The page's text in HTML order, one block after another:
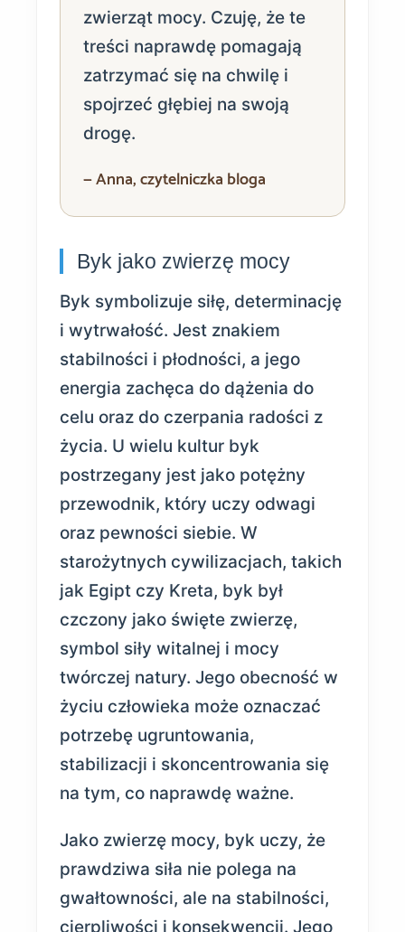
zwierząt mocy. Czuję, że te
treści naprawdę pomagają
zatrzymać się na chwilę i
spojrzeć głębiej na swoją
drogę.
— Anna, czytelniczka bloga
Byk jako zwierzę mocy
Byk symbolizuje siłę, determinację
i wytrwałość. Jest znakiem
stabilności i płodności, a jego
energia zachęca do dążenia do
celu oraz do czerpania radości z
życia. U wielu kultur byk
postrzegany jest jako potężny
przewodnik, który uczy odwagi
oraz pewności siebie. W
starożytnych cywilizacjach, takich
jak Egipt czy Kreta, byk był
czczony jako święte zwierzę,
symbol siły witalnej i mocy
twórczej natury. Jego obecność w
życiu człowieka może oznaczać
potrzebę ugruntowania,
stabilizacji i skoncentrowania się
na tym, co naprawdę ważne.
Jako zwierzę mocy, byk uczy, że
prawdziwa siła nie polega na
gwałtowności, ale na stabilności,
cierpliwości i konsekwencji. Jego